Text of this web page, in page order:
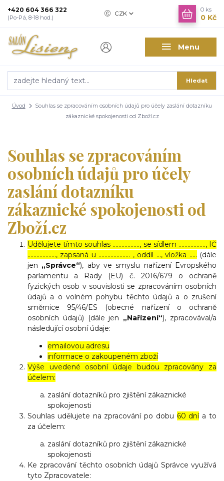
Menu
CZK
Hledat
+420 604 366 322
(Po-Pá, 8-18 hod.)
0 ks
0 Kč
Úvod
Souhlas se zpracováním osobních údajů pro účely zaslání dotazníku
zákaznické spokojenosti od Zboží.cz
Souhlas se zpracováním
osobních údajů pro účely
zaslání dotazníku
zákaznické spokojenosti od
Zboží.cz
Udělujete tímto souhlas ……………..., se sídlem ………………, IČ
………………., zapsaná u ………………… , oddíl …, vložka ….. (dále
jen „Správce“), aby ve smyslu nařízení Evropského
parlamentu a Rady (EU) č. 2016/679 o ochraně
fyzických osob v souvislosti se zpracováním osobních
údajů a o volném pohybu těchto údajů a o zrušení
směrnice 95/46/ES (obecné nařízení o ochraně
osobních údajů) (dále jen „Nařízení“), zpracovával/a
následující osobní údaje:
emailovou adresu
informace o zakoupeném zboží
Výše uvedené osobní údaje budou zpracovány za
účelem:
zaslání dotazníků pro zjištění zákaznické
spokojenosti
Souhlas udělujete na zpracování po dobu 60 dnía to
za účelem:
zaslání dotazníků pro zjištění zákaznické
spokojenosti
Ke zpracování těchto osobních údajů Správce využívá
tyto Zpracovatele: